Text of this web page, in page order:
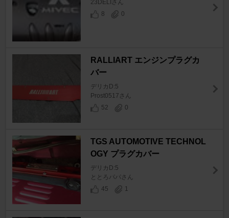
23DELIさん
8
0
RALLIART エンジンプラグカ
バー
デリカD:5
Prost0517さん
52
0
TGS AUTOMOTIVE TECHNOL
OGY プラグカバー
デリカD:5
ととろパパさん
45
1